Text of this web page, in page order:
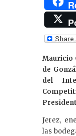
Mauricio
de
del
Jerez,
las